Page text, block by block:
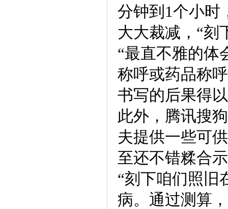
分钟到1个小时
大大裁减，“刻
“最直不雅的体
称呼或药品称
书写的后果得
此外，腾讯搜
夫提供一些可
至还不错糅合
“刻下咱们照旧
病。通过测算